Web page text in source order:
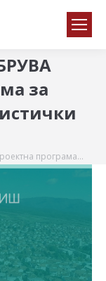
за
програма…